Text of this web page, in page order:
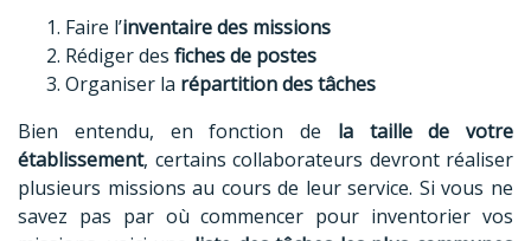
Faire l’inventaire des missions
Rédiger des fiches de postes
Organiser la répartition des tâches
Bien entendu, en fonction de la taille de votre
établissement, certains collaborateurs devront réaliser
plusieurs missions au cours de leur service. Si vous ne
savez pas par où commencer pour inventorier vos